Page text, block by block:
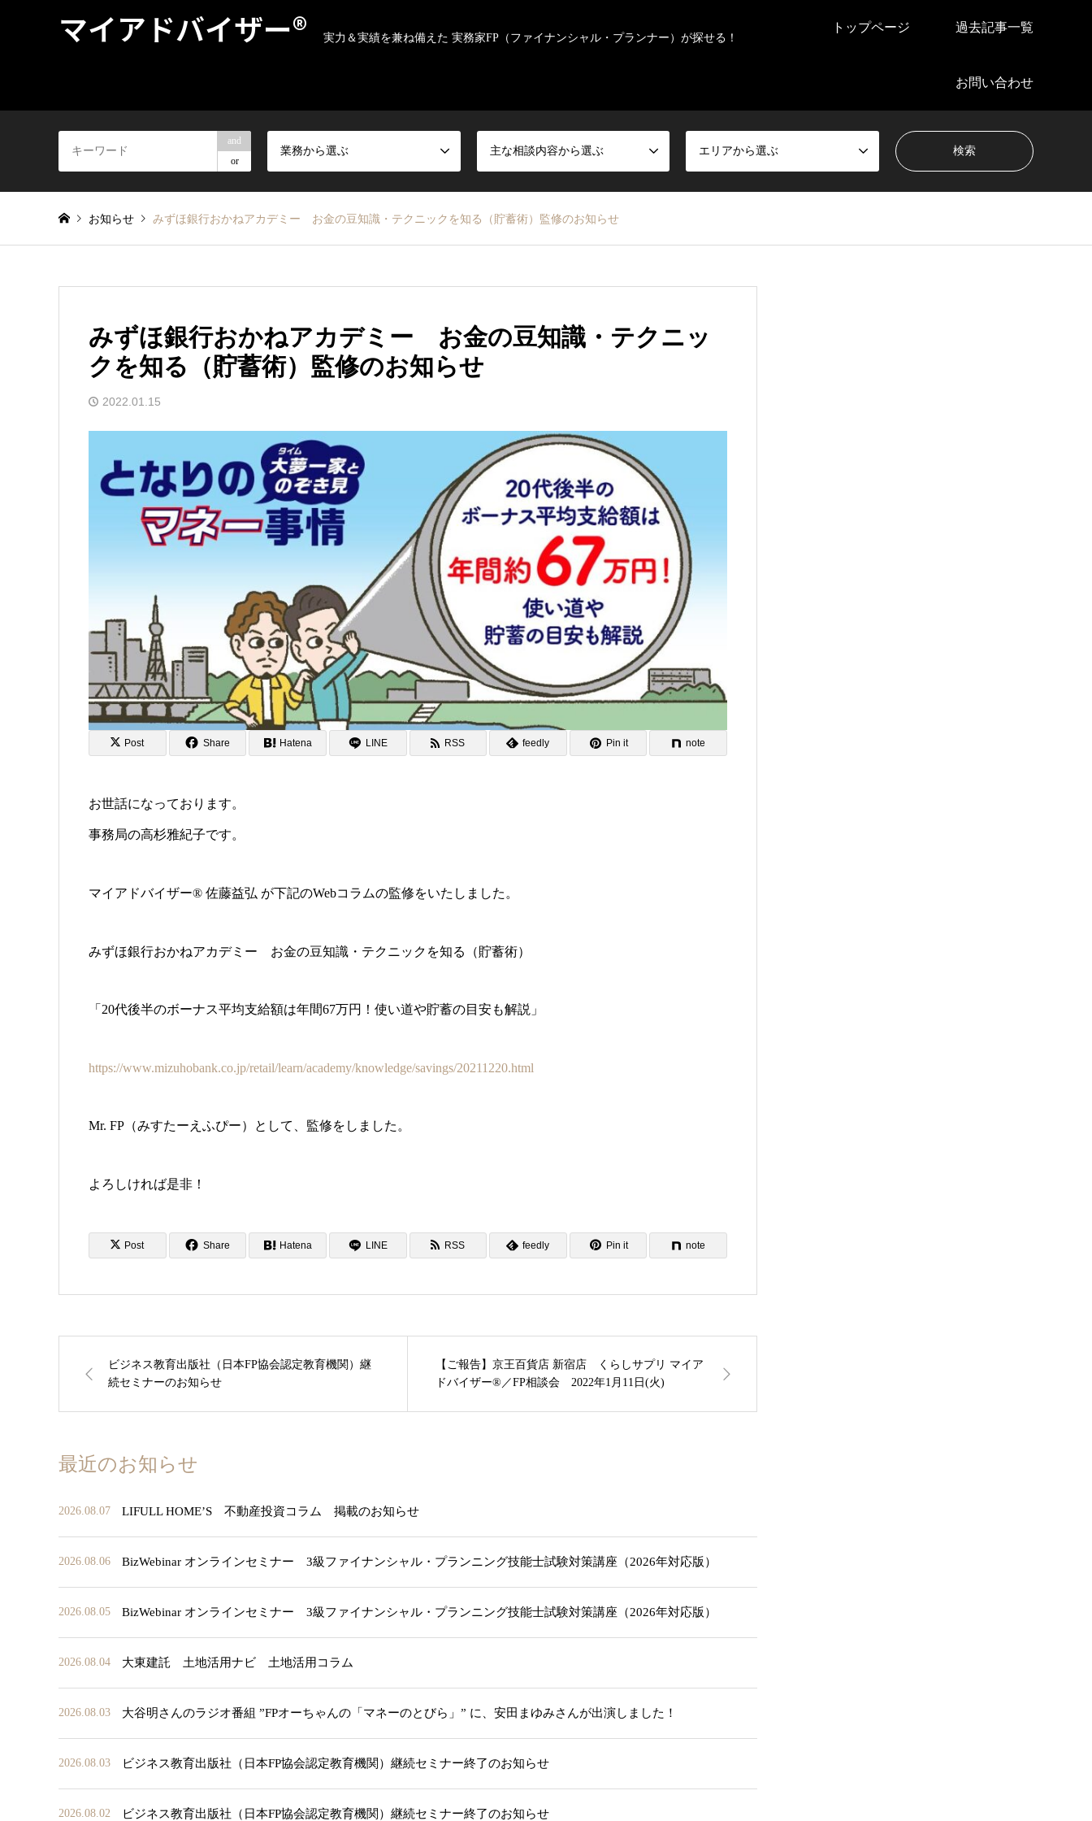
マイアドバイザー® 実力＆実績を兼ね備えた 実務家FP（ファイナンシャル・プランナー）が探せる！
トップページ 過去記事一覧
お問い合わせ
and
or
業務から選ぶ 主な相談内容から選ぶ エリアから選ぶ
お知らせ みずほ銀行おかねアカデミー お金の豆知識・テクニックを知る（貯蓄術）監修のお知らせ
みずほ銀行おかねアカデミー お金の豆知識・テクニッ
クを知る（貯蓄術）監修のお知らせ
2022.01.15
Post Share Hatena LINE RSS feedly Pin it note
お世話になっております。
事務局の高杉雅紀子です。
マイアドバイザー® 佐藤益弘 が下記のWebコラムの監修をいたしました。
みずほ銀行おかねアカデミー お金の豆知識・テクニックを知る（貯蓄術）
「20代後半のボーナス平均支給額は年間67万円！使い道や貯蓄の目安も解説」
https://www.mizuhobank.co.jp/retail/learn/academy/knowledge/savings/20211220.html
Mr. FP（みすたーえふぴー）として、監修をしました。
よろしければ是非！
Post Share Hatena LINE RSS feedly Pin it note
ビジネス教育出版社（日本FP協会認定教育機関）継
続セミナーのお知らせ
【ご報告】京王百貨店 新宿店 くらしサプリ マイア
ドバイザー®／FP相談会 2022年1月11日(火)
最近のお知らせ
2026.08.07 LIFULL HOME’S 不動産投資コラム 掲載のお知らせ
2026.08.06 BizWebinar オンラインセミナー 3級ファイナンシャル・プランニング技能士試験対策講座（2026年対応版）
2026.08.05 BizWebinar オンラインセミナー 3級ファイナンシャル・プランニング技能士試験対策講座（2026年対応版）
2026.08.04 大東建託 土地活用ナビ 土地活用コラム
2026.08.03 大谷明さんのラジオ番組 ”FPオーちゃんの「マネーのとびら」” に、安田まゆみさんが出演しました！
2026.08.03 ビジネス教育出版社（日本FP協会認定教育機関）継続セミナー終了のお知らせ
2026.08.02 ビジネス教育出版社（日本FP協会認定教育機関）継続セミナー終了のお知らせ